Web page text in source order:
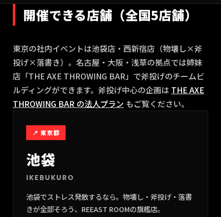
開催できる店舗（全国5店舗）
東京の社内イベントは池袋店・西新宿店（物壊し×斧
投げ×落書き）。名古屋・大阪・浅草の拠点では姉妹
店「THE AXE THROWING BAR」で斧投げのチームビ
ルディングができます。斧投げ中心の企画は THE AXE
THROWING BAR の法人プラン もご覧ください。
📍 東京都
池袋
IKEBUKURO
池袋でストレス発散するなら。物壊し・斧投げ・落書
きが全部そろう、REEAST ROOMの旗艦店。